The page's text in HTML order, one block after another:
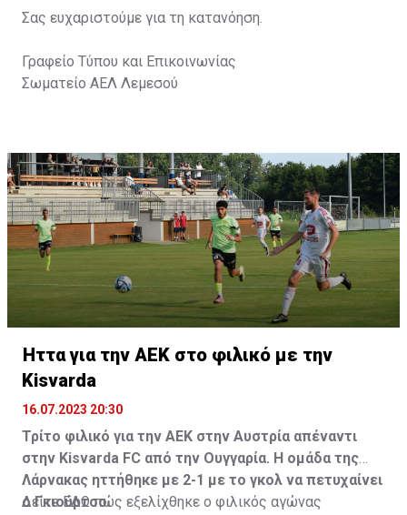
Σας ευχαριστούμε για τη κατανόηση.
Γραφείο Τύπου και Επικοινωνίας
Σωματείο ΑΕΛ Λεμεσού
Ήττα για την ΑΕΚ στο φιλικό με την
Kisvarda
16.07.2023 20:30
Τρίτο φιλικό για την ΑΕΚ στην Αυστρία απέναντι
στην Kisvarda FC από την Ουγγαρία. Η ομάδα της
Λάρνακας ηττήθηκε με 2-1 με το γκολ να πετυχαίνει
ο Γκιούρτσο.
ΔείτεΕΔΩπώς εξελίχθηκε ο φιλικός αγώνας